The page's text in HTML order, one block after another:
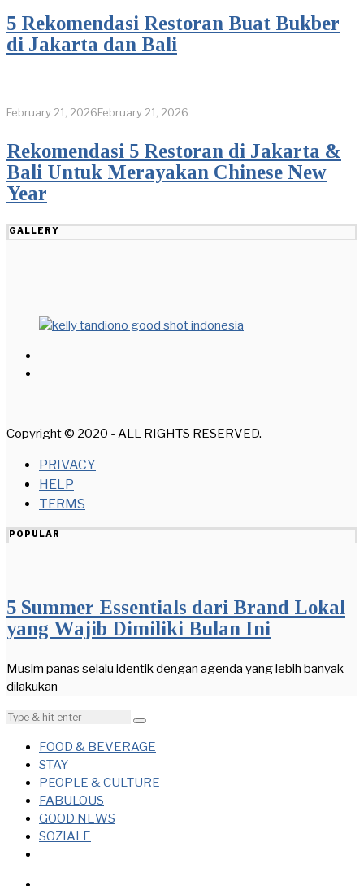
5 Rekomendasi Restoran Buat Bukber
di Jakarta dan Bali
February 21, 2026February 21, 2026
Rekomendasi 5 Restoran di Jakarta &
Bali Untuk Merayakan Chinese New
Year
GALLERY
Copyright © 2020 - ALL RIGHTS RESERVED.
PRIVACY
HELP
TERMS
POPULAR
5 Summer Essentials dari Brand Lokal
yang Wajib Dimiliki Bulan Ini
Musim panas selalu identik dengan agenda yang lebih banyak
dilakukan
FOOD & BEVERAGE
STAY
PEOPLE & CULTURE
FABULOUS
GOOD NEWS
SOZIALE